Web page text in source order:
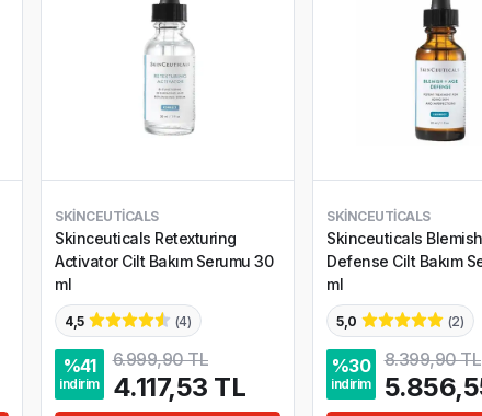
SKINCEUTICALS
Skinceuticals Retexturing
Activator Cilt Bakım Serumu 30
ml
4,5 (4)
%41
indirim
6.999,90 TL
4.117,53 TL
SKINCEUTICALS
Skinceuticals
Defense Cilt Bakım
ml
5,0 (2)
%30
indirim
8.399,90 TL